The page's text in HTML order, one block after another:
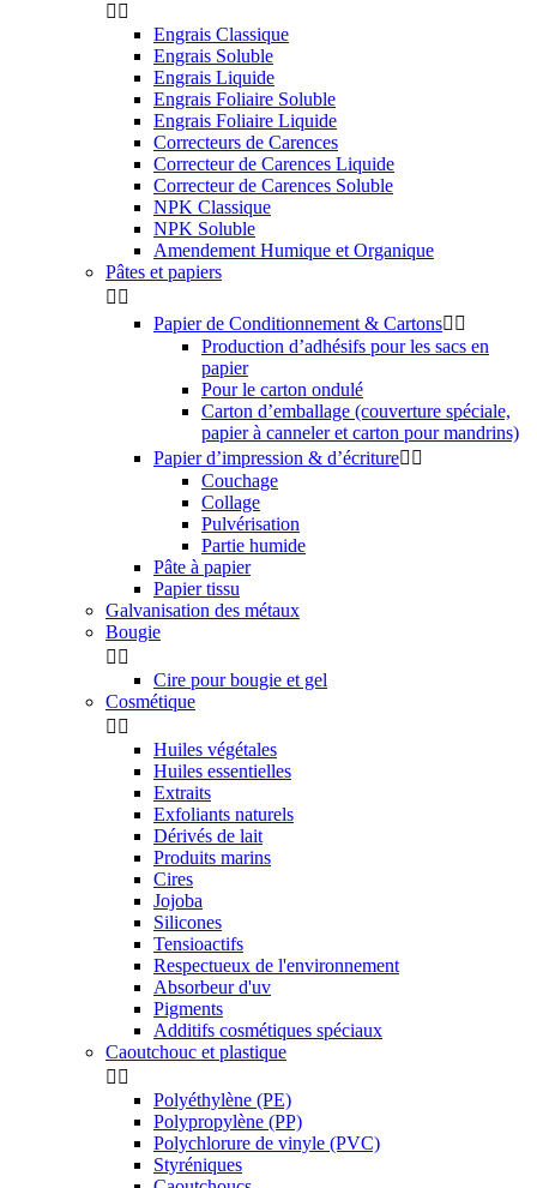
 
Engrais Classique
Engrais Soluble
Engrais Liquide
Engrais Foliaire Soluble
Engrais Foliaire Liquide
Correcteurs de Carences
Correcteur de Carences Liquide
Correcteur de Carences Soluble
NPK Classique
NPK Soluble
Amendement Humique et Organique
Pâtes et papiers
 
Papier de Conditionnement & Cartons 
Production d’adhésifs pour les sacs en
papier
Pour le carton ondulé
Carton d’emballage (couverture spéciale,
papier à canneler et carton pour mandrins)
Papier d’impression & d’écriture 
Couchage
Collage
Pulvérisation
Partie humide
Pâte à papier
Papier tissu
Galvanisation des métaux
Bougie
 
Cire pour bougie et gel
Cosmétique
 
Huiles végétales
Huiles essentielles
Extraits
Exfoliants naturels
Dérivés de lait
Produits marins
Cires
Jojoba
Silicones
Tensioactifs
Respectueux de l'environnement
Absorbeur d'uv
Pigments
Additifs cosmétiques spéciaux
Caoutchouc et plastique
 
Polyéthylène (PE)
Polypropylène (PP)
Polychlorure de vinyle (PVC)
Styréniques